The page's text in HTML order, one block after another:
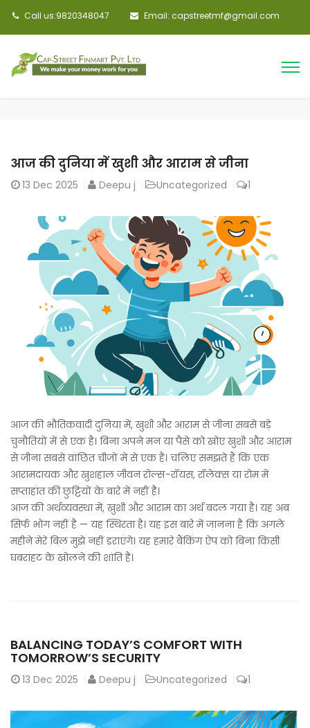
Call us:9820348047 Email: capstreetmf@gmail.com
आज की दुनिया में खुशी और आराम से जीना
13 Dec 2025 Deepu j Uncategorized 1
आज की भौतिकवादी दुनिया में, खुशी और आराम से जीना सबसे बड़े
चुनौतियों में से एक है। बिना अपने मन या पैसे को खोए खुशी और आराम
से जीना सबसे वांछित चीजों में से एक है। चलिए समझते हैं कि एक
आरामदायक और खुशहाल जीवन रोल्स-रॉयस, रॉलेक्स या रोम में
सप्ताहांत की छुट्टियों के बारे में नहीं है।
आज की अर्थव्यवस्था में, खुशी और आराम का अर्थ बदल गया है। यह अब
सिर्फ भोग नहीं है — यह स्थिरता है। यह इस बारे में जानना है कि अगले
महीने मेरे बिल मुझे नहीं डराएंगे। यह हमारे बैंकिंग ऐप को बिना किसी
घबराहट के खोलने की शांति है।
BALANCING TODAY’S COMFORT WITH
TOMORROW’S SECURITY
13 Dec 2025 Deepu j Uncategorized 1